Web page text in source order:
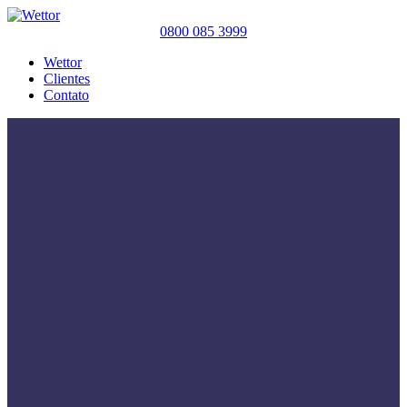
0800 085 3999
Wettor
Clientes
Contato